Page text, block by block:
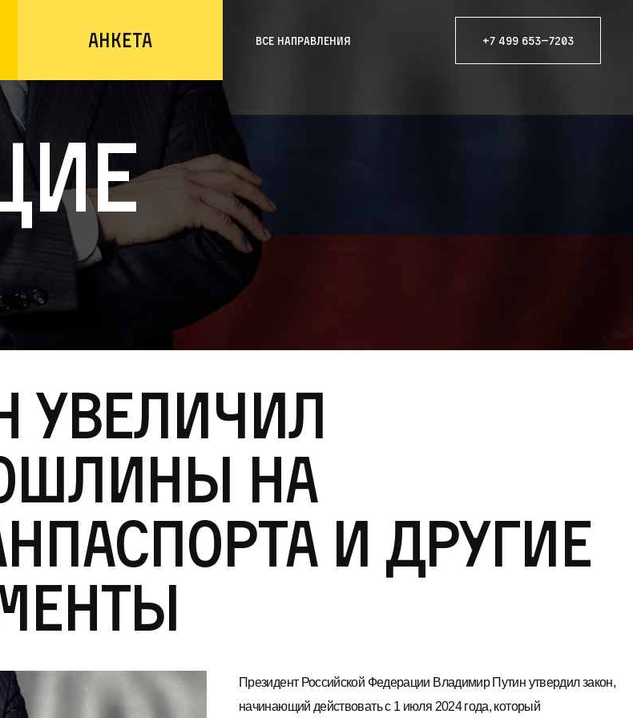
Анкета Все направления +7 499 653—7203
увеличил
на
и другие
Президент Российской Федерации Владимир Путин утвердил закон,
начинающий действовать с 1 июля 2024 года, который